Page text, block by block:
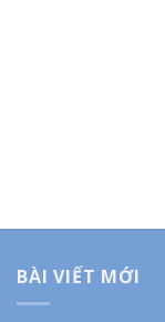
BÀI VIẾT MỚI